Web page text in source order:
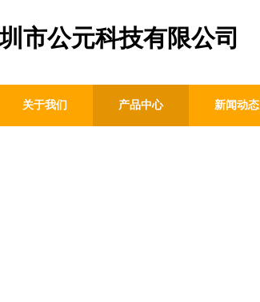
市公元科技有限公司
关于我们 产品中心 新闻动态